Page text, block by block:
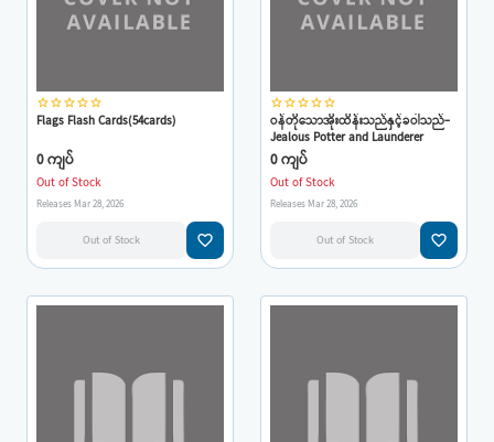
star_borderstar_borderstar_borderstar_borderstar_border
Flags Flash Cards(54cards)
0 ကျပ်
Out of Stock
Releases Mar 28, 2026
Out of Stock favorite_border
star_borderstar_borderstar_borderstar_borderstar_border
ဝန်တိုသောအိုးထိန်းသည်နှင့်ခဝါသည်-
Jealous Potter and Launderer
0 ကျပ်
Out of Stock
Releases Mar 28, 2026
Out of Stock favorite_border